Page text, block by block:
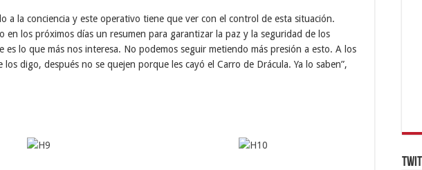
a la conciencia y este operativo tiene que ver con el control de esta situación.
en los próximos días un resumen para garantizar la paz y la seguridad de los
es lo que más nos interesa. No podemos seguir metiendo más presión a esto. A los
los digo, después no se quejen porque les cayó el Carro de Drácula. Ya lo saben”,